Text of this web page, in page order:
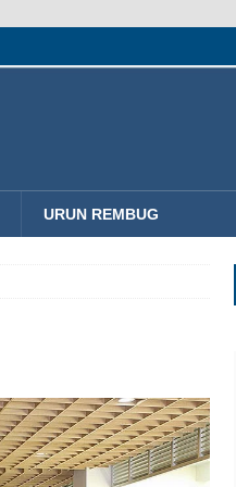
URUN REMBUG